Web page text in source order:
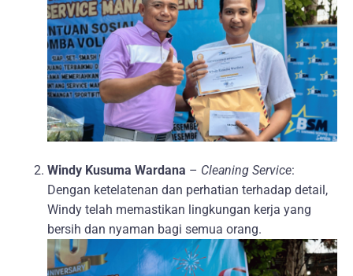
Windy Kusuma Wardana – Cleaning Service:
Dengan ketelatenan dan perhatian terhadap detail,
Windy telah memastikan lingkungan kerja yang
bersih dan nyaman bagi semua orang.